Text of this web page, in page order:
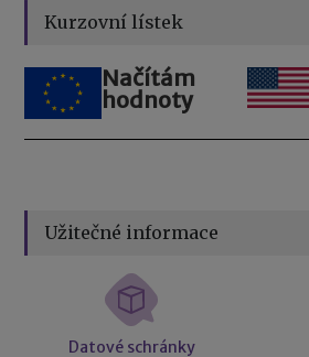
Kurzovní lístek
Načítám
hodnoty
Užitečné informace
Datové schránky